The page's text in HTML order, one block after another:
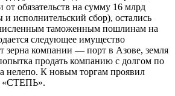
обязательств на сумму 16 млрд
исполнительский сбор), остались
таможенным пошлинам на
следующее имущество
зерна компании — порт в Азове, земля
продать компанию с долгом по
нелепо. К новым торгам проявил
«СТЕПЬ».